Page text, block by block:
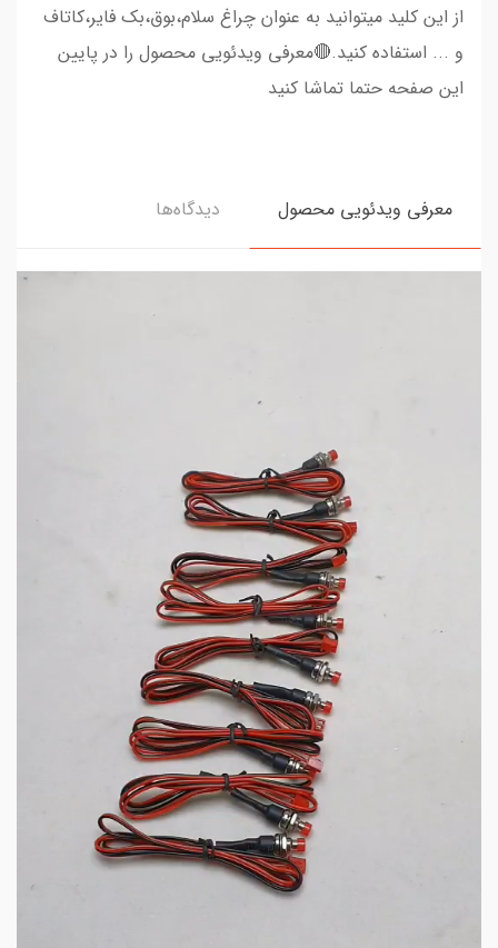
از این کلید میتوانید به عنوان چراغ سلام،بوق،بک فایر،کاتاف
و ... استفاده کنید.🔴معرفی ویدئویی محصول را در پایین
این صفحه حتما تماشا کنید
معرفی ویدئویی محصول دیدگاه‌ها